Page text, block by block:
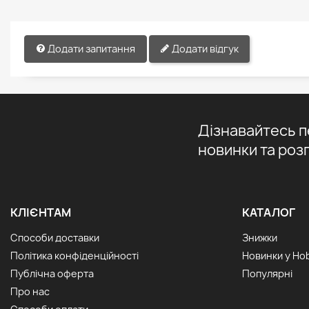
Додати запитання Додати відгук
Дізнавайтесь
новинки та
КЛІЄНТАМ
Способи доставки
Політика конфіденційності
Публічна оферта
Про нас
КАТАЛОГ
Знижки
Новинки у
Популярні